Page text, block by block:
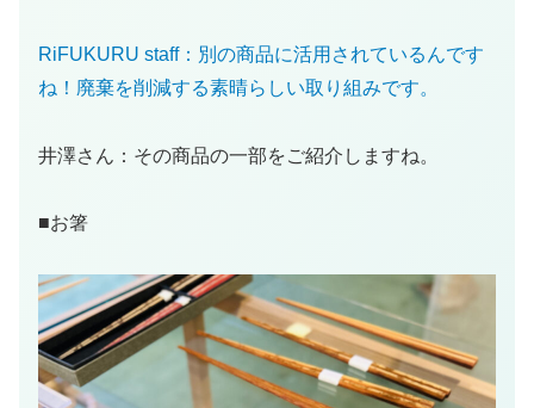
RiFUKURU staff：別の商品に活用されているんです
ね！廃棄を削減する素晴らしい取り組みです。
井澤さん：その商品の一部をご紹介しますね。
■お箸